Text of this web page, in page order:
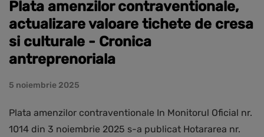
Plata amenzilor contraventionale,
actualizare valoare tichete de cresa
si culturale - Cronica
antreprenoriala
5 noiembrie 2025
Plata amenzilor contraventionale In Monitorul Oficial nr.
1014 din 3 noiembrie 2025 s-a publicat Hotararea nr.